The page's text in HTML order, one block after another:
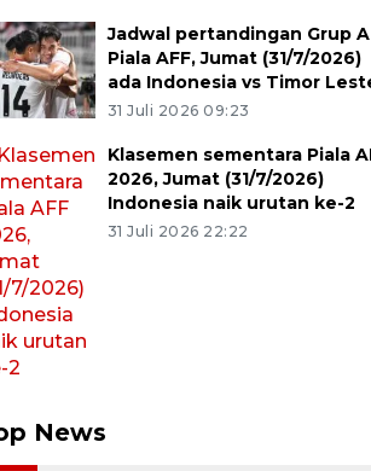
Jadwal pertandingan Grup A
Piala AFF, Jumat (31/7/2026)
ada Indonesia vs Timor
31 Juli 2026 09:23
Klasemen sementara Piala
2026, Jumat (31/7/2026)
Indonesia naik urutan ke-2
31 Juli 2026 22:22
News